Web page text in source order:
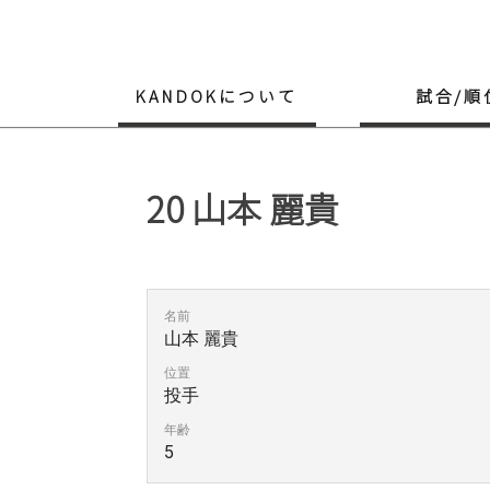
KANDOKについて 試合/順
20山本 麗貴
名前
山本 麗貴
位置
投手
年齢
5